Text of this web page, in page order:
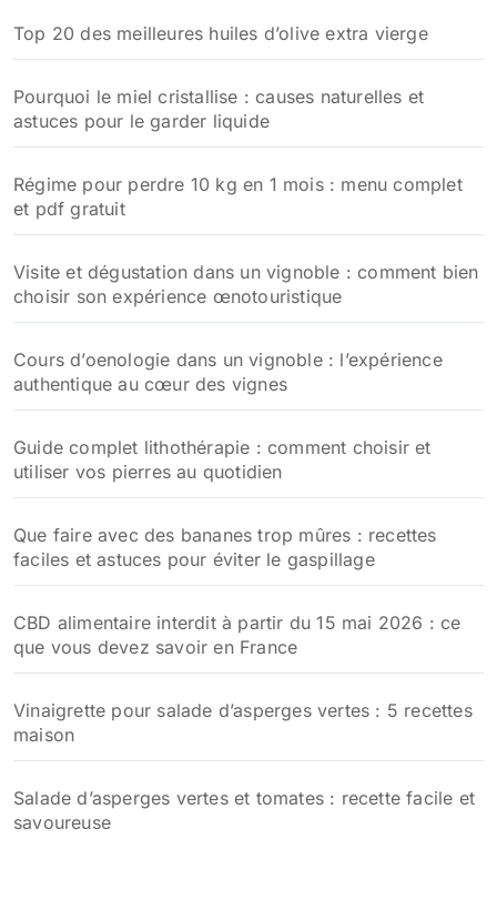
e
r
:
Top 20 des meilleures huiles d’olive extra vierge
Pourquoi le miel cristallise : causes naturelles et
astuces pour le garder liquide
Régime pour perdre 10 kg en 1 mois : menu complet
et pdf gratuit
Visite et dégustation dans un vignoble : comment bien
choisir son expérience œnotouristique
Cours d’oenologie dans un vignoble : l’expérience
authentique au cœur des vignes
Guide complet lithothérapie : comment choisir et
utiliser vos pierres au quotidien
Que faire avec des bananes trop mûres : recettes
faciles et astuces pour éviter le gaspillage
CBD alimentaire interdit à partir du 15 mai 2026 : ce
que vous devez savoir en France
Vinaigrette pour salade d’asperges vertes : 5 recettes
maison
Salade d’asperges vertes et tomates : recette facile et
savoureuse